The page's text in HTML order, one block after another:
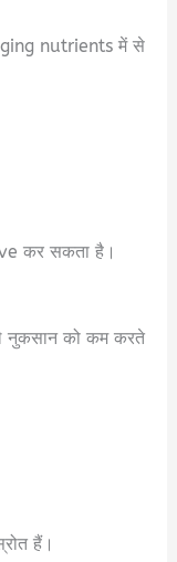
nutrients में से
कर सकता है।
नुकसान को कम करते
हैं।